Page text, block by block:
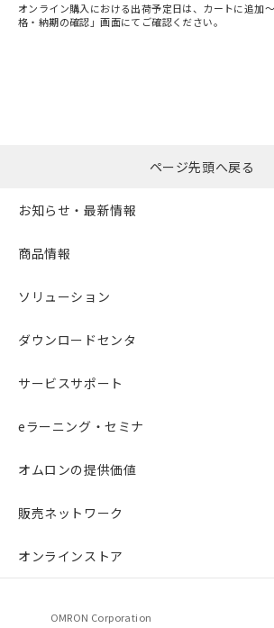
オンライン購入における出荷予定日は、カートに追加
格・納期の確認」画面にてご確認ください。
ページ先頭へ戻る
お知らせ・最新情報
商品情報
ソリューション
ダウンロードセンタ
サービスサポート
eラーニング・セミナ
オムロンの提供価値
販売ネットワーク
オンラインストア
OMRON Corporation